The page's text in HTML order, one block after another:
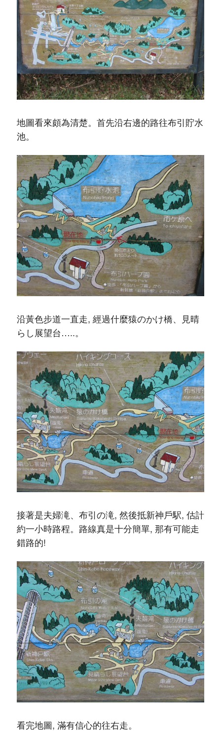
地圖看來頗為清楚。首先沿右邊的路往布引貯水
池。
沿黃色步道一直走, 經過什麼猿のかけ橋、見晴
らし展望台…..。
接著是夫婦滝、布引の滝, 然後抵新神戶駅, 估計
約一小時路程。路線真是十分簡單, 那有可能走
錯路的!
看完地圖, 滿有信心的往右走。